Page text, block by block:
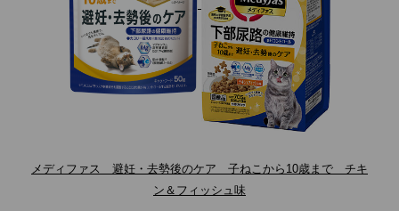
メディファス 避妊・去勢後のケア 子ねこから10歳まで チキ
ン＆フィッシュ味